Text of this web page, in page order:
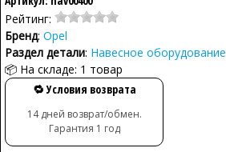
Рейтинг:
Бренд: Opel
Раздел детали: Навесное оборудование
📦 На складе: 1 товар
🔁 Условия возврата
14 дней возврат/обмен.
Гарантия 1 год